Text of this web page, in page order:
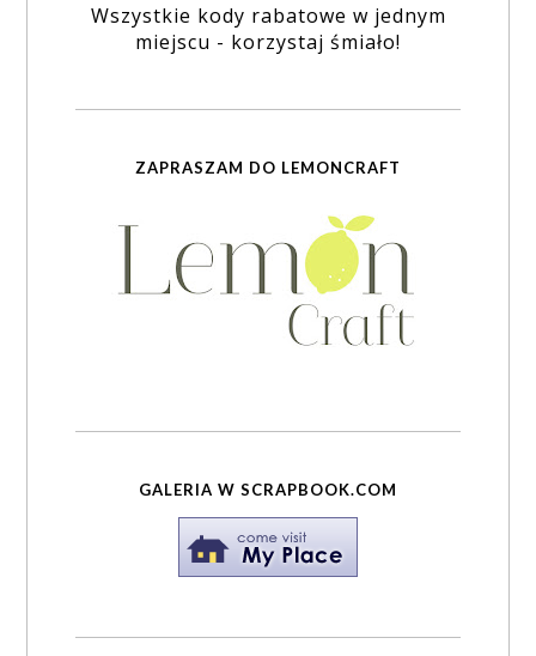
Wszystkie kody rabatowe w jednym
miejscu - korzystaj śmiało!
ZAPRASZAM DO LEMONCRAFT
GALERIA W SCRAPBOOK.COM